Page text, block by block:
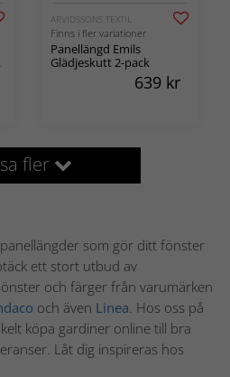
ARVIDSSONS TEXTIL
Finns i fler variationer
Panellängd Emils
Glädjeskutt 2-pack
639 kr
fler
som gör ditt fönster
ett stort utbud av
och färger från varumärken
och även Linea. Hos oss på
köpa gardiner online till bra
Låt dig inspireras hos